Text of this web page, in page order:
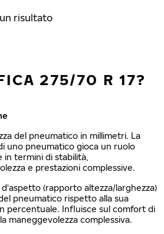
risultato
275/70 R 17?
del pneumatico in millimetri. La
uno pneumatico gioca un ruolo
in termini di stabilità,
e prestazioni complessive.
(rapporto altezza/larghezza)
pneumatico rispetto alla sua
percentuale. Influisce sul comfort di
maneggevolezza complessiva.